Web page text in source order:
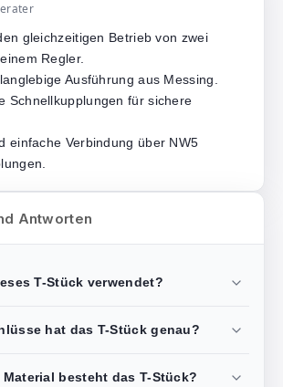
gleichzeitigen Betrieb von zwei
Regler.
Ausführung aus Messing.
Schnellkupplungen für sichere
einfache Verbindung über NW5
Antworten
T-Stück verwendet?
hat das T-Stück genau?
besteht das T-Stück?